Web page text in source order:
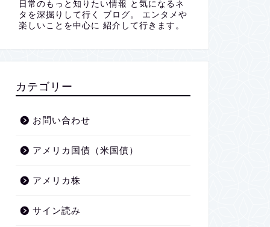
日常のもっと知りたい情報 と気になるネ
タを深掘りして行く ブログ。 エンタメや
楽しいことを中心に 紹介して行きます。
カテゴリー
お問い合わせ
アメリカ国債（米国債）
アメリカ株
サイン読み